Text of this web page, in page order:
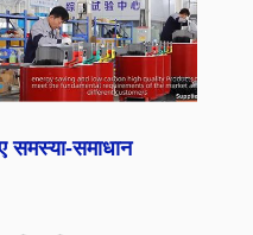
समस्या-समाधान